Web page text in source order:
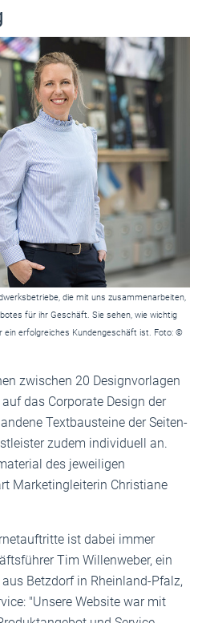
die mit uns zusammenarbeiten,
für ihr Geschäft. Sie sehen, wie wichtig
ein erfolgreiches Kundengeschäft ist. Foto: ©
zwischen 20 Designvorlagen
das Corporate Design der
Textbausteine der Seiten-
zudem individuell an.
des jeweiligen
Marketingleiterin Christiane
ist dabei immer
Tim Willenweber, ein
Betzdorf in Rheinland-Pfalz,
"Unsere Website war mit